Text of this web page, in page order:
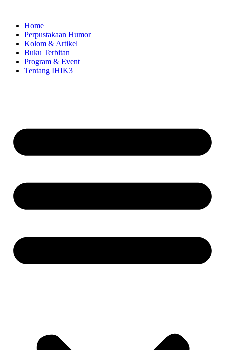
contentHome
Perpustakaan Humor
Kolom & Artikel
Buku Terbitan
Program & Event
Tentang IHIK3